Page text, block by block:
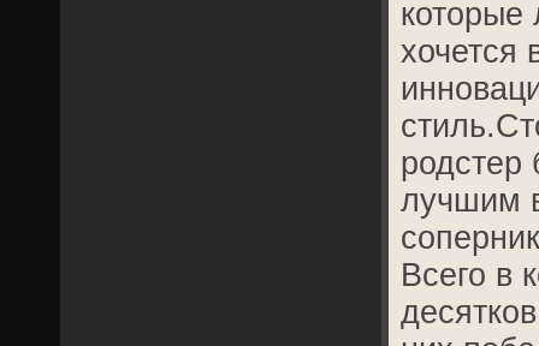
которые
хочется
родстер
лучшим
Всего в